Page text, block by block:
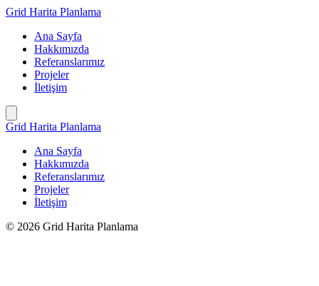
İçeriğe
Grid Harita Planlama
Ana Sayfa
Hakkımızda
Referanslarımız
Projeler
İletişim
Grid Harita Planlama
Ana Sayfa
Hakkımızda
Referanslarımız
Projeler
İletişim
© 2026 Grid Harita Planlama